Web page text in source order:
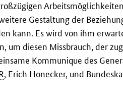
Gestaltung der
kann. Es wird von ihm
um diesen Missbrauch, der
Kommunique des
, Erich Honecker, und